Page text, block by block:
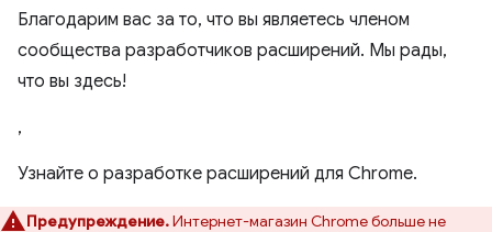
Благодарим вас за то, что вы являетесь членом
сообщества разработчиков расширений. Мы рады,
что вы здесь!
,
Узнайте о разработке расширений для Chrome.
Предупреждение.Интернет-магазин Chrome больше не